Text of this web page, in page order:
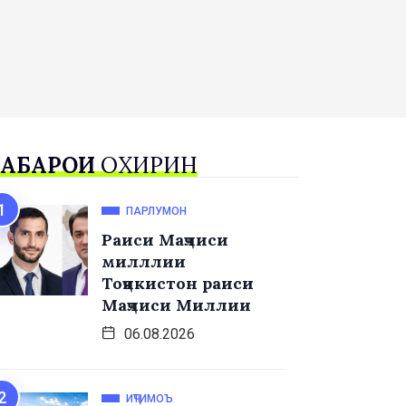
ОХИРИН
ПАРЛУМОН
Раиси Маҷлиси
милллии
Тоҷикистон раиси
Маҷлиси Миллии
06.08.2026
ИҶТИМОЪ